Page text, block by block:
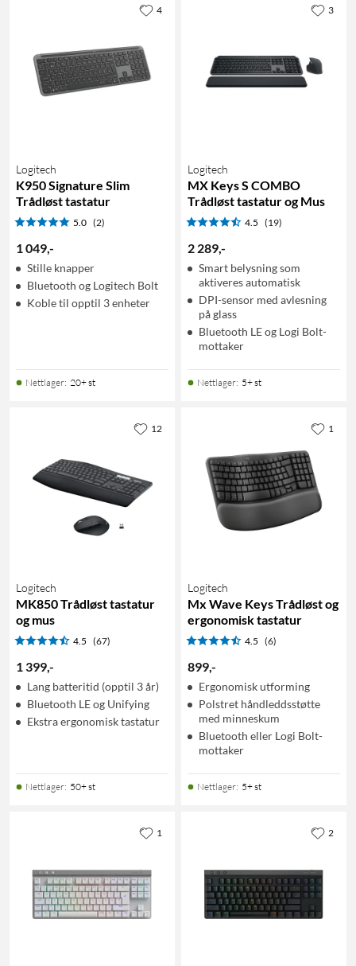
Logitech
K950 Signature Slim
Trådløst tastatur
5.0 (2)
1 049,-
Stille knapper
Bluetooth og Logitech Bolt
Koble til opptil 3 enheter
Nettlager: 20+ st
4
Logitech
MX Keys S COMBO
Trådløst tastatur og Mus
4.5 (19)
2 289,-
Smart belysning som
aktiveres automatisk
DPI-sensor med avlesning
på glass
Bluetooth LE og Logi Bolt-
mottaker
Nettlager: 5+ st
3
Logitech
MK850 Trådløst tastatur
og mus
4.5 (67)
1 399,-
Lang batteritid (opptil 3 år)
Bluetooth LE og Unifying
Ekstra ergonomisk tastatur
Nettlager: 50+ st
12
Logitech
Mx Wave Keys Trådløst og
ergonomisk tastatur
4.5 (6)
899,-
Ergonomisk utforming
Polstret håndleddsstøtte
med minneskum
Bluetooth eller Logi Bolt-
mottaker
Nettlager: 5+ st
1
1 2